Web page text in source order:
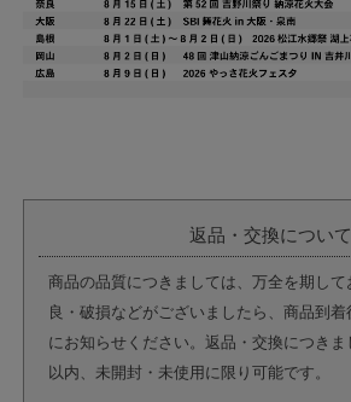
返品・交換について
商品の品質につきましては、万全を期し
良・破損などがございましたら、商品到
にお知らせください。返品・交換につきま
以内、未開封・未使用に限り可能です。